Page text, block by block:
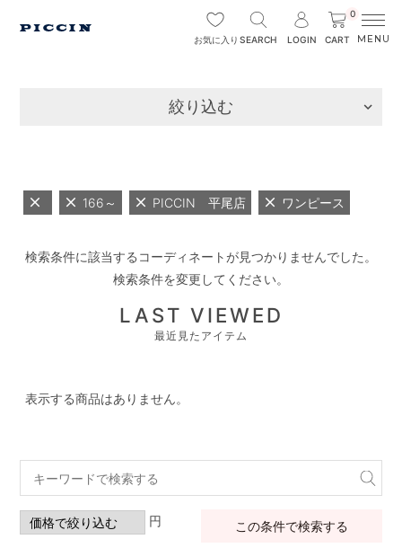
お気に入り SEARCH LOGIN
0
CART
絞り込む
166～ PICCIN 平尾店 ワンピース
検索条件に該当するコーディネートが見つかりませんでした。
検索条件を変更してください。
LAST VIEWED
最近見たアイテム
表示する商品はありません。
円 この条件で検索する